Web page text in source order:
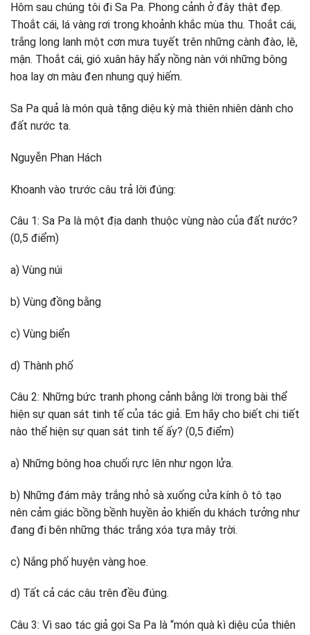
Hôm sau chúng tôi đi Sa Pa. Phong cảnh ở đây thật đẹp.
Thoắt cái, lá vàng rơi trong khoảnh khắc mùa thu. Thoắt cái,
trắng long lanh một cơn mưa tuyết trên những cành đào, lê,
mận. Thoắt cái, gió xuân hây hẩy nồng nàn với những bông
hoa lay ơn màu đen nhung quý hiếm.
Sa Pa quả là món quà tặng diệu kỳ mà thiên nhiên dành cho
đất nước ta.
Nguyễn Phan Hách
Khoanh vào trước câu trả lời đúng:
Câu 1: Sa Pa là một địa danh thuộc vùng nào của đất nước?
(0,5 điểm)
a) Vùng núi
b) Vùng đồng bằng
c) Vùng biển
d) Thành phố
Câu 2: Những bức tranh phong cảnh bằng lời trong bài thể
hiện sự quan sát tinh tế của tác giả. Em hãy cho biết chi tiết
nào thể hiện sự quan sát tinh tế ấy? (0,5 điểm)
a) Những bông hoa chuối rực lên như ngọn lửa.
b) Những đám mây trắng nhỏ sà xuống cửa kính ô tô tạo
nên cảm giác bồng bềnh huyền ảo khiến du khách tưởng như
đang đi bên những thác trắng xóa tựa mây trời.
c) Nắng phố huyện vàng hoe.
d) Tất cả các câu trên đều đúng.
Câu 3: Vì sao tác giả gọi Sa Pa là “món quà kì diệu của thiên